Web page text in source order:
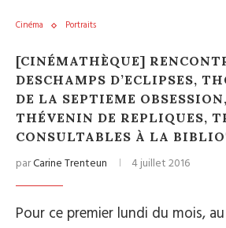
Cinéma Portraits
[CINÉMATHÈQUE]
DESCHAMPS D’ECLIPSES,
DE LA SEPTIEME
THÉVENIN DE REPLIQUES,
CONSULTABLES À LA
parCarine Trenteun 4 juillet 2016
Pour ce premier lundi du mois,